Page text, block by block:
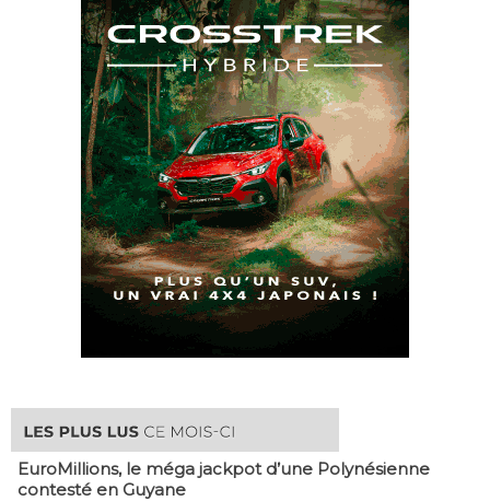
EuroMillions, ​le méga jackpot d’une Polynésienne
contesté en Guyane